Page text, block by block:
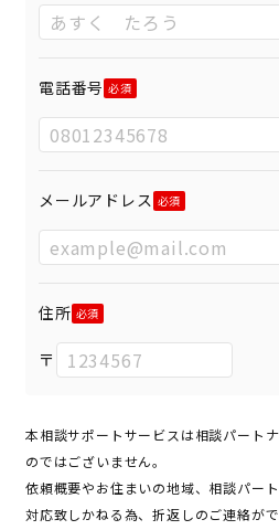
電話番号
メールアドレス
住所
〒
本相談サポートサービスは相談パート
のではございません。
依頼概要やお住まいの地域、相談パー
対応致しかねる為、折返しのご連絡が